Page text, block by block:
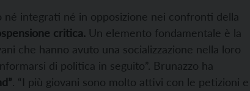
né integrati né in opposizione nei confronti della
critica. Un elemento fondamentale è la
che hanno avuto una socializzazione nella loro
di politica in seguito”. Brunazzo ha
. “I più giovani sono molto attivi con le petizioni e